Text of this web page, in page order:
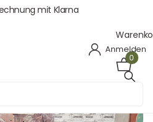
mit Klarna oder PayPal
Anmelden
0
Saray Blau – Arabisches